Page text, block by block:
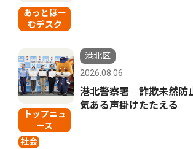
あっとほー
むデスク
トップニュ
ース
社会
港北区
2026.08.06
港北警察署 詐欺未然防
気ある声掛けたたえる